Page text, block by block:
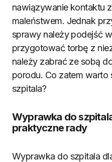
nawiązywanie kontaktu
maleństwem. Jednak
sprawy należy podejść
przygotować torbę z
należy zabrać ze sobą
porodu. Co zatem
szpitala?
Wyprawka do
praktyczne rady
Wyprawka do szpitala